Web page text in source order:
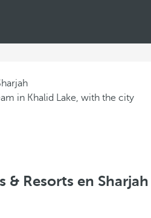
Resorts en Sharjah